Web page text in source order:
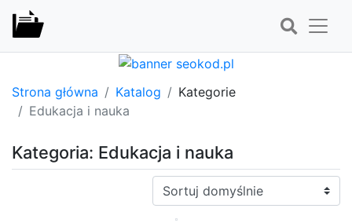
Strona główna Katalog
Kategorie
Edukacja i nauka
Kategoria: Edukacja i nauka
Sortuj: